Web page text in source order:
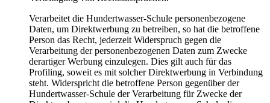
Verarbeitet die Hundertwasser-Schule personenbezogene
Daten, um Direktwerbung zu betreiben, so hat die betroffene
Person das Recht, jederzeit Widerspruch gegen die
Verarbeitung der personenbezogenen Daten zum Zwecke
derartiger Werbung einzulegen. Dies gilt auch für das
Profiling, soweit es mit solcher Direktwerbung in Verbindung
steht. Widerspricht die betroffene Person gegenüber der
Hundertwasser-Schule der Verarbeitung für Zwecke der